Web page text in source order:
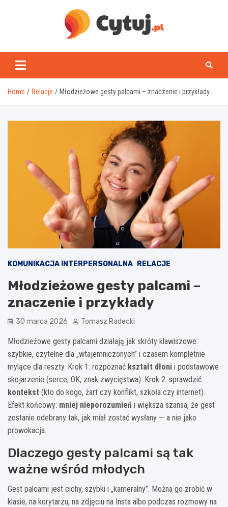
www.cytuj.pl
Home Relacje Młodzieżowe gesty palcami – znaczenie i przykłady
KOMUNIKACJA INTERPERSONALNA RELACJE
Młodzieżowe gesty palcami –
znaczenie i przykłady
30 marca 2026 Tomasz Radecki
Młodzieżowe gesty palcami działają jak skróty klawiszowe:
szybkie, czytelne dla „wtajemniczonych” i czasem kompletnie
mylące dla reszty. Krok 1: rozpoznać kształt dłoni i podstawowe
skojarzenie (serce, OK, znak zwycięstwa). Krok 2: sprawdzić
kontekst (kto do kogo, żart czy konflikt, szkoła czy internet).
Efekt końcowy: mniej nieporozumień i większa szansa, że gest
zostanie odebrany tak, jak miał zostać wysłany — a nie jako
prowokacja.
Dlaczego gesty palcami są tak
ważne wśród młodych
Gest palcami jest cichy, szybki i „kameralny”. Można go zrobić w
klasie, na korytarzu, na zdjęciu na Insta albo podczas rozmowy na